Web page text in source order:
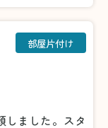
部屋片付け
しました。スタ